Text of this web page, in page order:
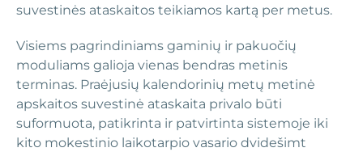
suvestinės ataskaitos teikiamos kartą per metus.
Visiems pagrindiniams gaminių ir pakuočių
moduliams galioja vienas bendras metinis
terminas. Praėjusių kalendorinių metų metinė
apskaitos suvestinė ataskaita privalo būti
suformuota, patikrinta ir patvirtinta sistemoje iki
kito mokestinio laikotarpio vasario dvidešimt